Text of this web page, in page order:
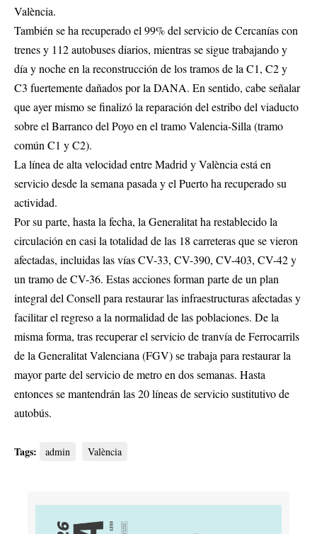
València.
También se ha recuperado el 99% del servicio de Cercanías con
trenes y 112 autobuses diarios, mientras se sigue trabajando y
día y noche en la reconstrucción de los tramos de la C1, C2 y
C3 fuertemente dañados por la DANA. En sentido, cabe señalar
que ayer mismo se finalizó la reparación del estribo del viaducto
sobre el Barranco del Poyo en el tramo Valencia-Silla (tramo
común C1 y C2).
La línea de alta velocidad entre Madrid y València está en
servicio desde la semana pasada y el Puerto ha recuperado su
actividad.
Por su parte, hasta la fecha, la Generalitat ha restablecido la
circulación en casi la totalidad de las 18 carreteras que se vieron
afectadas, incluidas las vías CV-33, CV-390, CV-403, CV-42 y
un tramo de CV-36. Estas acciones forman parte de un plan
integral del Consell para restaurar las infraestructuras afectadas y
facilitar el regreso a la normalidad de las poblaciones. De la
misma forma, tras recuperar el servicio de tranvía de Ferrocarrils
de la Generalitat Valenciana (FGV) se trabaja para restaurar la
mayor parte del servicio de metro en dos semanas. Hasta
entonces se mantendrán las 20 líneas de servicio sustitutivo de
autobús.
Tags: admin València